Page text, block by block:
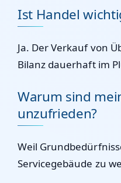
Ist Handel
Ja. Der Verkauf von
Bilanz dauerhaft im
Warum sind
unzufrieden?
Weil
Servicegebäude zu